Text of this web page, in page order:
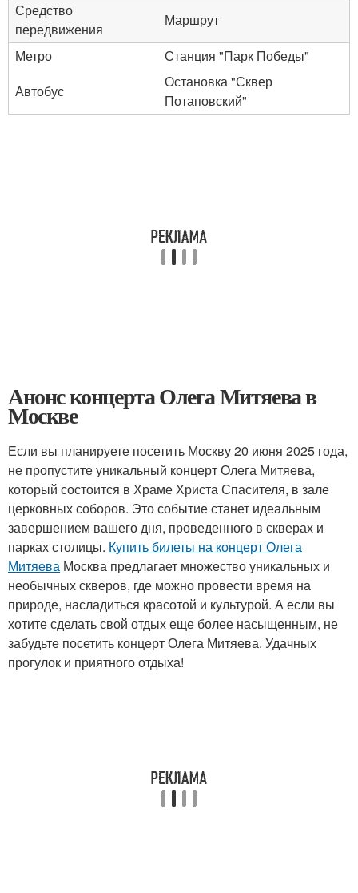
Средство
передвижения
Маршрут
Метро
Станция "Парк Победы"
Автобус
Остановка "Сквер
Потаповский"
Анонс концерта Олега Митяева в
Москве
Если вы планируете посетить Москву 20 июня 2025 года,
не пропустите уникальный концерт Олега Митяева,
который состоится в Храме Христа Спасителя, в зале
церковных соборов. Это событие станет идеальным
завершением вашего дня, проведенного в скверах и
парках столицы. Купить билеты на концерт Олега
Митяева Москва предлагает множество уникальных и
необычных скверов, где можно провести время на
природе, насладиться красотой и культурой. А если вы
хотите сделать свой отдых еще более насыщенным, не
забудьте посетить концерт Олега Митяева. Удачных
прогулок и приятного отдыха!